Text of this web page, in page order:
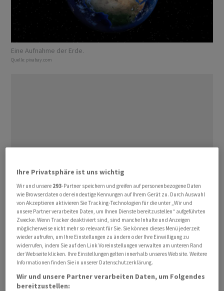
Eine Aufnahme der Erde.
Quelle: pixabay.com
Mit der zunehmenden Nachfrage nach KI-Infrastruktur
würden orbitale Rechenzentren wichtiger, heisst es in
einer Mitteilung vom Mittwoch. Solche Systeme
erforderten Sicherheitslösungen wie
Ihre Privatsphäre ist uns wichtig
Wir und unsere 293-Partner speichern und greifen auf personenbezogene Daten
wie Browserdaten oder eindeutige Kennungen auf Ihrem Gerät zu. Durch Auswahl
von Akzeptieren aktivieren Sie Tracking-Technologien für die unter „Wir und
unsere Partner verarbeiten Daten, um Ihnen Dienste bereitzustellen“ aufgeführten
Zwecke. Wenn Tracker deaktiviert sind, sind manche Inhalte und Anzeigen
möglicherweise nicht mehr so relevant für Sie. Sie können dieses Menü jederzeit
wieder aufrufen, um Ihre Einstellungen zu ändern oder Ihre Einwilligung zu
widerrufen, indem Sie auf den Link Voreinstellungen verwalten am unteren Rand
der Webseite klicken. Ihre Einstellungen gelten innerhalb unseres Website. Weitere
Informationen finden Sie in unserer Datenschutzerklärung.
Wir und unsere Partner verarbeiten Daten, um Folgendes
bereitzustellen: